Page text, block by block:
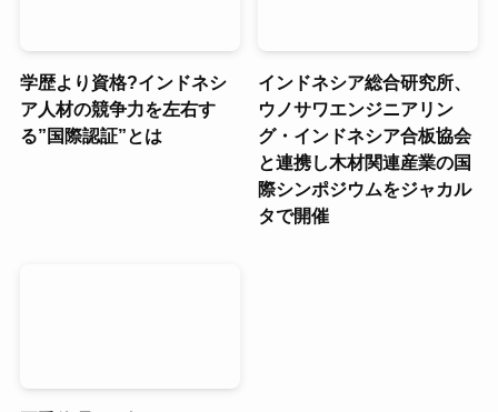
学歴より資格?インドネシ
ア人材の競争力を左右す
る”国際認証”とは
インドネシア総合研究所、
ウノサワエンジニアリン
グ・インドネシア合板協会
と連携し木材関連産業の国
際シンポジウムをジャカル
タで開催